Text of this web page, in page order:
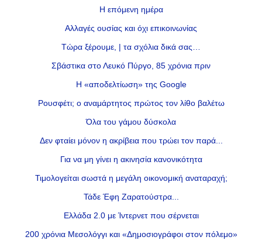
Η επόμενη ημέρα
Αλλαγές ουσίας και όχι επικοινωνίας
Τώρα ξέρουμε, | τα σχόλια δικά σας…
Σβάστικα στο Λευκό Πύργο, 85 χρόνια πριν
Η «αποδελτίωση» της Google
Ρουσφέτι; ο αναμάρτητος πρώτος τον λίθο βαλέτω
Όλα του γάμου δύσκολα
Δεν φταίει μόνον η ακρίβεια που τρώει τον παρά...
Για να μη γίνει η ακινησία κανονικότητα
Τιμολογείται σωστά η μεγάλη οικονομική αναταραχή;
Τάδε Έφη Ζαρατούστρα...
Ελλάδα 2.0 με Ίντερνετ που σέρνεται
200 χρόνια Μεσολόγγι και «Δημοσιογράφοι στον πόλεμο»